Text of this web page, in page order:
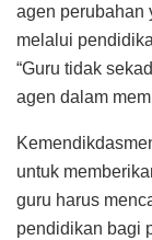
agen perubahan
melalui
“Guru tidak
agen dalam
untuk
guru harus
pendidikan bagi